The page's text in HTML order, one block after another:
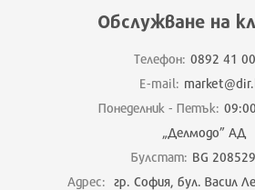
Обслужване на
Телефон: 0892 41
E-mail:
Понеделник - Петък:
„Делмодо” АД
Булстат: BG
Адрес: гр. София, бул. Васил